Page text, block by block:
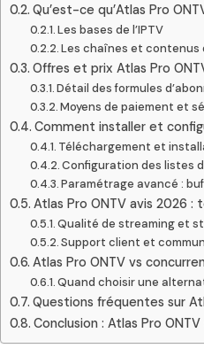
Qu’est-ce qu’Atlas Pro
Les bases de l’IPTV
Les chaînes et contenus
Offres et prix Atlas Pro
Détail des formules
Moyens de paiement et
Comment installer et
Téléchargement et
Configuration des listes
Paramétrage avancé :
Atlas Pro ONTV avis 2026
Qualité de streaming et
Support client et
Atlas Pro ONTV vs
Quand choisir une
Questions fréquentes sur
Conclusion : Atlas Pro